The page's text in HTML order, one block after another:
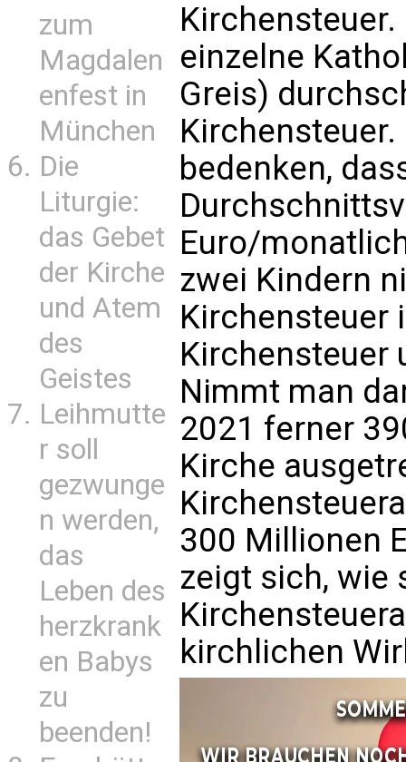
zum
Magdalen
enfest in
München
Die
Liturgie:
das Gebet
der Kirche
und Atem
des
Geistes
Leihmutte
r soll
gezwunge
n werden,
das
Leben des
herzkrank
en Babys
zu
beenden!
einzelne
Greis)
bedenken,
Euro/
zwei Kindern
Kirchensteuer
Kirchensteuer
Nimmt man
2021 ferner
Kirche
300 Millionen
zeigt sich, wie
kirchlichen